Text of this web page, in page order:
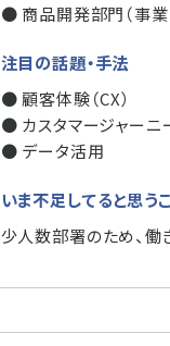
● 商品開発部門（事業
注目の話題・手法
● 顧客体験（CX）
● カスタマージャーニ
● データ活用
いま不足してると思う
少人数部署のため、働